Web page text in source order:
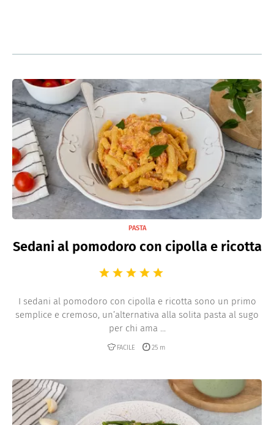
PASTA
Sedani al pomodoro con cipolla e ricotta
I sedani al pomodoro con cipolla e ricotta sono un primo
semplice e cremoso, un’alternativa alla solita pasta al sugo
per chi ama ...
FACILE 25 m